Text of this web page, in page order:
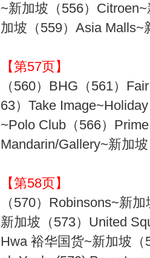
~新加坡（556）
加坡（559）Asia Malls~
【第57页】
（560）BHG（561）
63）Take
~Polo Club（566）
Mandarin/Gallery~新加
【第58页】
（570）Robinsons~新
新加坡（573）United
Hwa 裕华国货~新加坡